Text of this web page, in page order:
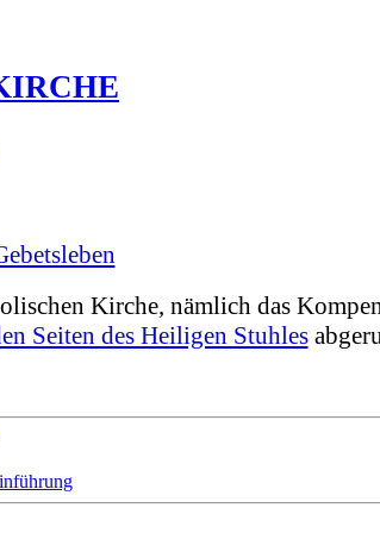
Kirche, nämlich das
Seiten des Heiligen Stuhles